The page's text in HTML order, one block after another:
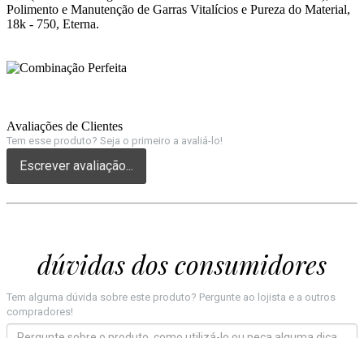
Polimento e Manutenção de Garras Vitalícios e Pureza do Material,
18k - 750, Eterna.
Avaliações de Clientes
Tem esse produto? Seja o primeiro a avaliá-lo!
Escrever avaliação...
dúvidas dos consumidores
Tem alguma dúvida sobre este produto? Pergunte ao lojista e a outros
compradores!